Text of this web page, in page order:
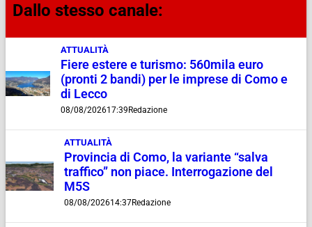
Dallo stesso canale:
ATTUALITÀ
Fiere estere e turismo: 560mila euro
(pronti 2 bandi) per le imprese di Como e
di Lecco
08/08/202617:39 Redazione
ATTUALITÀ
Provincia di Como, la variante “salva
traffico” non piace. Interrogazione del
M5S
08/08/202614:37Redazione